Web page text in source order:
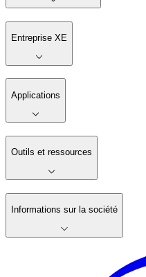
Entreprise XE
Applications
Outils et ressources
Informations sur la société